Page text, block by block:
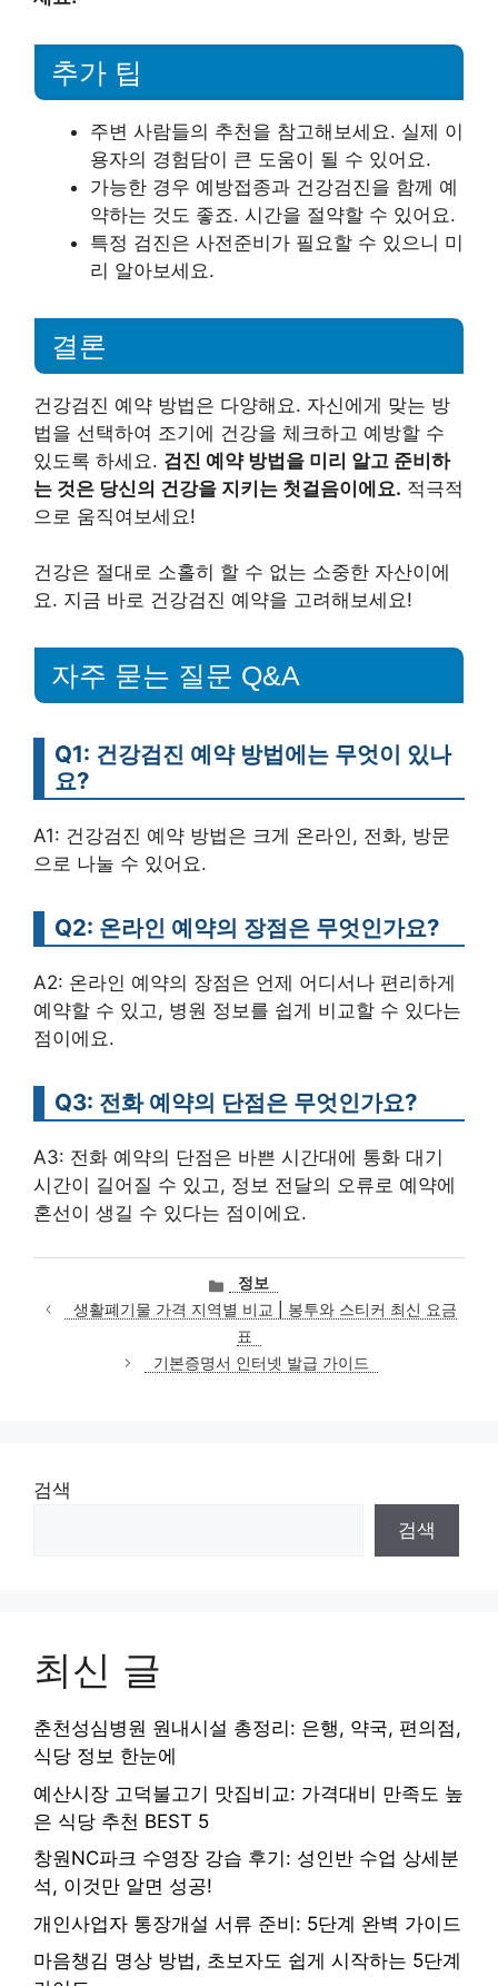
추가 팁
주변 사람들의 추천을 참고해보세요. 실제 이
용자의 경험담이 큰 도움이 될 수 있어요.
가능한 경우 예방접종과 건강검진을 함께 예
약하는 것도 좋죠. 시간을 절약할 수 있어요.
특정 검진은 사전준비가 필요할 수 있으니 미
리 알아보세요.
결론
건강검진 예약 방법은 다양해요. 자신에게 맞는 방
법을 선택하여 조기에 건강을 체크하고 예방할 수
있도록 하세요. 검진 예약 방법을 미리 알고 준비하
는 것은 당신의 건강을 지키는 첫걸음이에요. 적극적
으로 움직여보세요!
건강은 절대로 소홀히 할 수 없는 소중한 자산이에
요. 지금 바로 건강검진 예약을 고려해보세요!
자주 묻는 질문 Q&A
Q1: 건강검진 예약 방법에는 무엇이 있나
요?
A1: 건강검진 예약 방법은 크게 온라인, 전화, 방문
으로 나눌 수 있어요.
Q2: 온라인 예약의 장점은 무엇인가요?
A2: 온라인 예약의 장점은 언제 어디서나 편리하게
예약할 수 있고, 병원 정보를 쉽게 비교할 수 있다는
점이에요.
Q3: 전화 예약의 단점은 무엇인가요?
A3: 전화 예약의 단점은 바쁜 시간대에 통화 대기
시간이 길어질 수 있고, 정보 전달의 오류로 예약에
혼선이 생길 수 있다는 점이에요.
카
테
고
리
정보
생활폐기물 가격 지역별 비교 | 봉투와 스티커 최신 요금
표
기본증명서 인터넷 발급 가이드
검색
검색
최신 글
춘천성심병원 원내시설 총정리: 은행, 약국, 편의점,
식당 정보 한눈에
예산시장 고덕불고기 맛집비교: 가격대비 만족도 높
은 식당 추천 BEST 5
창원NC파크 수영장 강습 후기: 성인반 수업 상세분
석, 이것만 알면 성공!
개인사업자 통장개설 서류 준비: 5단계 완벽 가이드
마음챙김 명상 방법, 초보자도 쉽게 시작하는 5단계